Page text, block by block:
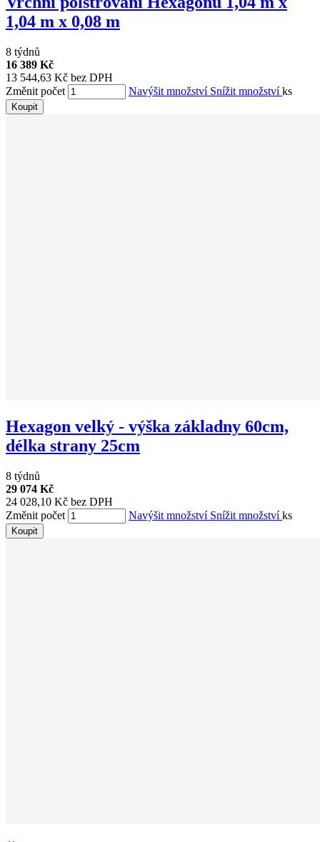
1,04 m x 0,08 m
8 týdnů
16 389 Kč
13 544,63 Kč bez DPH
Změnit počet
Navýšit množství Snížit množstvíks
Koupit
Hexagon velký - výška základny 60cm,
délka strany 25cm
8 týdnů
29 074 Kč
24 028,10 Kč bez DPH
Změnit počet
Navýšit množství Snížit množstvíks
Koupit